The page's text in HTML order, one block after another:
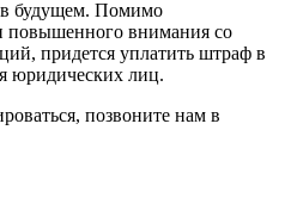
в будущем. Помимо
повышенного внимания со
придется уплатить штраф в
юридических лиц.
позвоните нам в